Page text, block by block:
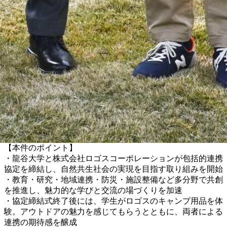
【本件のポイント】
・龍谷大学と株式会社ロゴスコーポレーションが包括的連携
協定を締結し、自然共生社会の実現を目指す取り組みを開始
・教育・研究・地域連携・防災・施設整備など多分野で共創
を推進し、魅力的な学びと交流の場づくりを加速
・協定締結式終了後には、学生がロゴスのキャンプ用品を体
験。アウトドアの魅力を感じてもらうとともに、両者による
連携の期待感を醸成